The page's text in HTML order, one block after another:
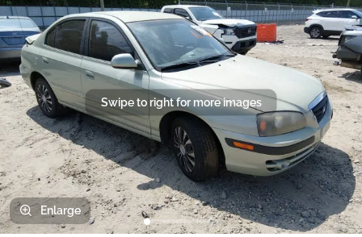
Swipe to right for more images
Enlarge